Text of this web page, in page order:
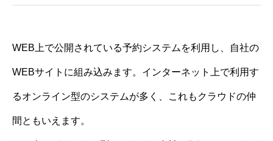
WEB上で公開されている予約システムを利用し、自社の
WEBサイトに組み込みます。インターネット上で利用す
るオンライン型のシステムが多く、これもクラウドの仲
間ともいえます。